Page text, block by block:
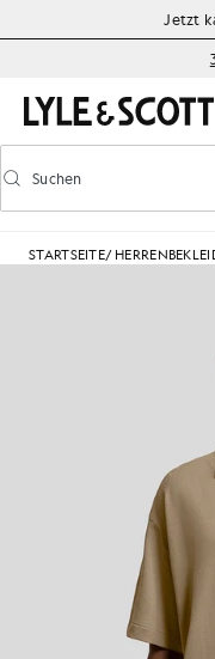
Zum Hauptinhalt
Informationen zurJetzt
Vorausschauende
Suchen
STARTSEITE/